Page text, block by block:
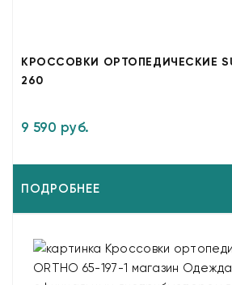
КРОССОВКИ ОРТОПЕДИЧЕСКИЕ
260
9 590 руб.
ПОДРОБНЕЕ